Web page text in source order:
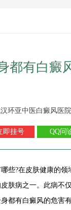
都有白癜
环亚中医白癜风医院
即挂号 QQ问
些?在皮肤健康的领
肤病之一。此病不
都有白癜风的危害